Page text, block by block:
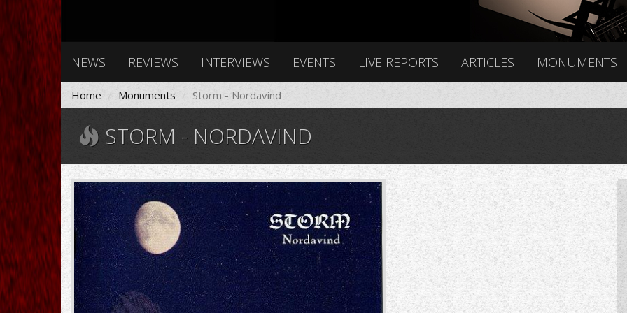
NEWS REVIEWS INTERVIEWS EVENTS LIVE REPORTS ARTICLES MONUMENTS
Home Monuments Storm - Nordavind
STORM - NORDAVIND
2702.jpg